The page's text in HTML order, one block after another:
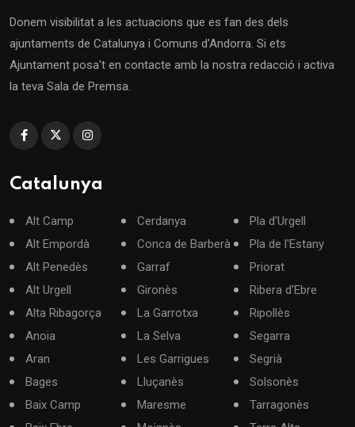
Donem visibilitat a les actuacions que es fan des dels
ajuntaments de Catalunya i Comuns d'Andorra. Si ets
Ajuntament posa't en contacte amb la nostra redacció i activa
la teva Sala de Premsa.
Catalunya
Alt Camp
Alt Empordà
Alt Penedès
Alt Urgell
Alta Ribagorça
Anoia
Aran
Bages
Baix Camp
Cerdanya
Conca de Barberà
Garraf
Gironès
La Garrotxa
La Selva
Les Garrigues
Lluçanès
Maresme
Pla d'Urgell
Pla de l'Estany
Priorat
Ribera d'Ebre
Ripollès
Segarra
Segrià
Solsonès
Tarragonès